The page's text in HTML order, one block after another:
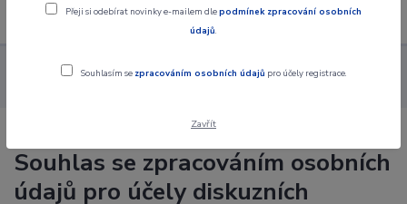
Menu
Souhlas se zpracováním osobních údajů pro účely diskuzních
Souhlas se zpracováním osobních
údajů pro účely diskuzních
Přeji si odebírat novinky e-mailem dlepodmínek zpracování osobních
údajů.
Souhlasím se zpracováním osobních údajů pro účely registrace.
Zavřít